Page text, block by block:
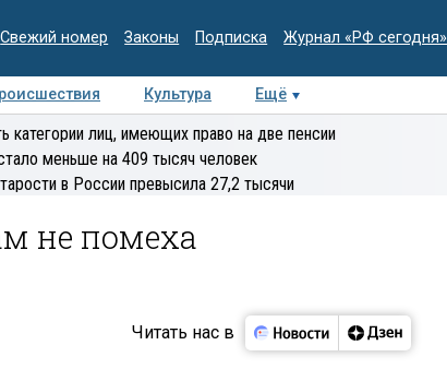
Свежий номер Законы Подписка Журнал «РФ сегодня»
Культура Ещё
Интервью Колумнисты
Деловая
лиц, имеющих право на две пенсии
меньше на 409 тысяч человек
в России превысила 27,2 тысячи
не помеха
Читать нас в